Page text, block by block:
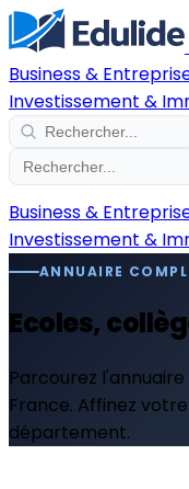
Business &
Investissement &
Business &
Investissement &
ANNUAIRE
Ecoles,
Parcourez
France. Affinez
département.